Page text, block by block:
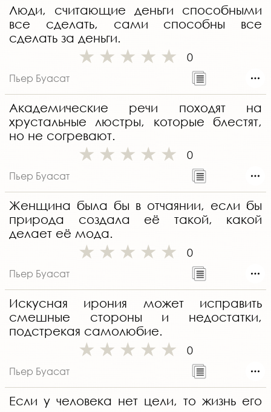
Люди, считающие деньги способными
все сделать, сами способны все
сделать за деньги.
0
Пьер Буасат
Академические речи походят на
хрустальные люстры, которые блестят,
но не согревают.
0
Пьер Буасат
Женщина была бы в отчаянии, если бы
природа создала её такой, какой
делает её мода.
0
Пьер Буасат
Искусная ирония может исправить
смешные стороны и недостатки,
подстрекая самолюбие.
0
Пьер Буасат
Если у человека нет цели, то жизнь его